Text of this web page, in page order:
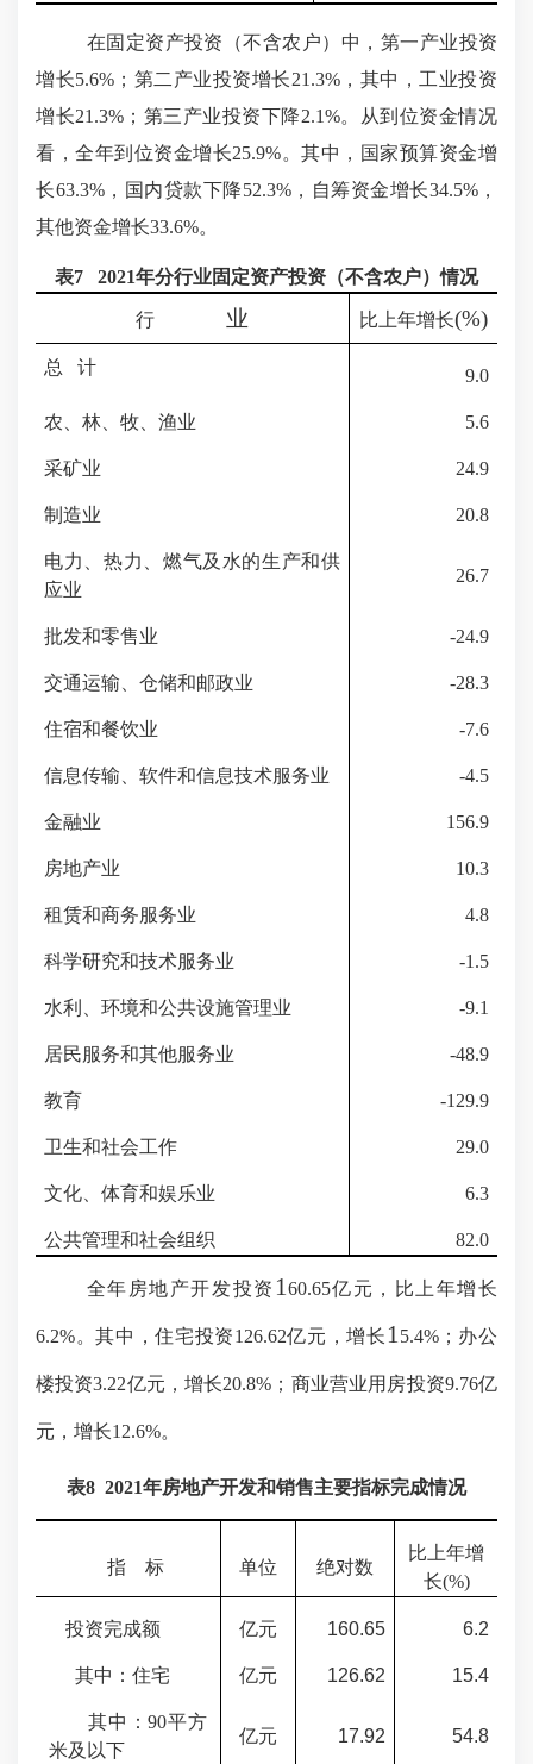
在固定资产投资（不含农户）中，第一产业投资
增长5.6%；第二产业投资增长21.3%，其中，工业投资
增长21.3%；第三产业投资下降2.1%。从到位资金情况
看，全年到位资金增长25.9%。其中，国家预算资金增
长63.3%，国内贷款下降52.3%，自筹资金增长34.5%，
其他资金增长33.6%。
表7 2021年分行业固定资产投资（不含农户）情况
行 业 比上年增长(%)
总 计 9.0
农、林、牧、渔业 5.6
采矿业 24.9
制造业 20.8
电力、热力、燃气及水的生产和供
应业
26.7
批发和零售业 -24.9
交通运输、仓储和邮政业 -28.3
住宿和餐饮业 -7.6
信息传输、软件和信息技术服务业 -4.5
金融业 156.9
房地产业 10.3
租赁和商务服务业 4.8
科学研究和技术服务业 -1.5
水利、环境和公共设施管理业 -9.1
居民服务和其他服务业 -48.9
教育 -129.9
卫生和社会工作 29.0
文化、体育和娱乐业 6.3
公共管理和社会组织 82.0
全年房地产开发投资 160.65亿元，比上年增长
6.2%。其中，住宅投资1 26.62亿元，增长 15.4%；办公
楼投资3.22亿元，增长20.8%；商业营业用房投资9.76亿
元，增长12.6%。
表8 2021年房地产开发和销售主要指标完成情况
指 标 单位 绝对数
比上年增
长(%)
投资完成额 亿元 160.65 6.2
其中：住宅 亿元 126.62 15.4
其中：90平方
米及以下
亿元 17.92 54.8